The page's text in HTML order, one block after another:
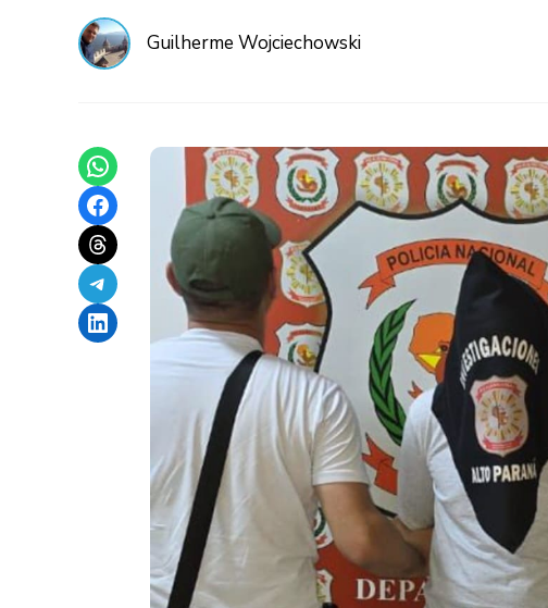
Guilherme Wojciechowski
Share on WhatsApp
Share on Facebook
Share on Threads
Share on Telegram
Share on LinkedIn